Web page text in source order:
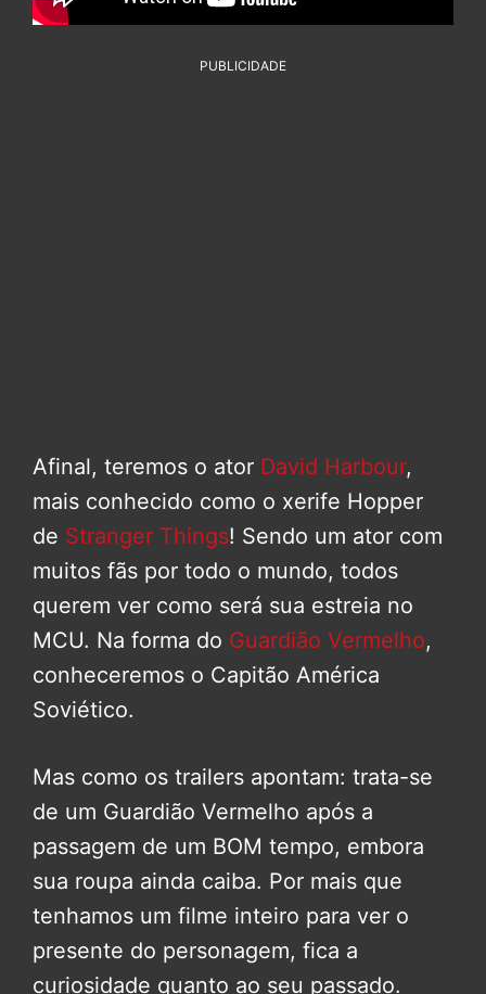
PUBLICIDADE
Afinal, teremos o ator David Harbour,
mais conhecido como o xerife Hopper
de Stranger Things! Sendo um ator com
muitos fãs por todo o mundo, todos
querem ver como será sua estreia no
MCU. Na forma do Guardião Vermelho,
conheceremos o Capitão América
Soviético.
Mas como os trailers apontam: trata-se
de um Guardião Vermelho após a
passagem de um BOM tempo, embora
sua roupa ainda caiba. Por mais que
tenhamos um filme inteiro para ver o
presente do personagem, fica a
curiosidade quanto ao seu passado.